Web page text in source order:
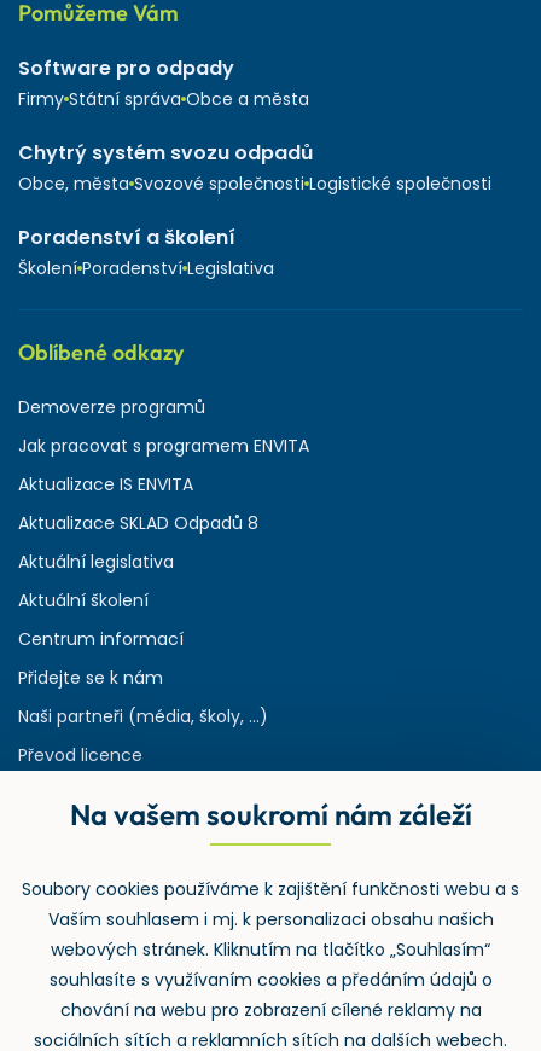
Pomůžeme Vám
Software pro odpady
Firmy Státní správa Obce a města
Chytrý systém svozu odpadů
Obce, města Svozové společnosti Logistické společnosti
Poradenství a školení
Školení Poradenství Legislativa
Oblíbené odkazy
Demoverze programů
Jak pracovat s programem ENVITA
Aktualizace IS ENVITA
Aktualizace SKLAD Odpadů 8
Aktuální legislativa
Aktuální školení
Centrum informací
Přidejte se k nám
Naši partneři (média, školy, ...)
Převod licence
Rejstřík používaných zkratek v odpadech
Zpětný odběr
Na vašem soukromí nám záleží
Soubory cookies používáme k zajištění funkčnosti webu a s
Vaším souhlasem i mj. k personalizaci obsahu našich
webových stránek. Kliknutím na tlačítko „Souhlasím“
souhlasíte s využívaním cookies a předáním údajů o
chování na webu pro zobrazení cílené reklamy na
sociálních sítích a reklamních sítích na dalších webech.